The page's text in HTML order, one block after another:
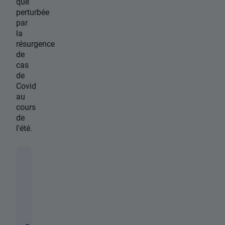
perturbée
par
la
résurgence
de
cas
de
Covid
au
cours
de
l'été.